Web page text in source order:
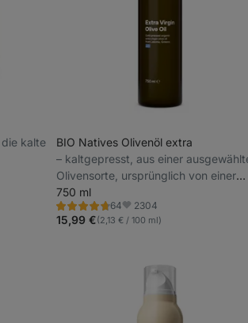
kalte
BIO Natives Olivenöl extra
⁠–⁠ kaltgepresst, aus einer
Olivensorte, ursprünglich von einer
Familienfarm in Griechenland
750 ml
64
Bewertung
4.8/5,
64
Favoriten
2304
15,99 €(2,13 € / 100 ml)